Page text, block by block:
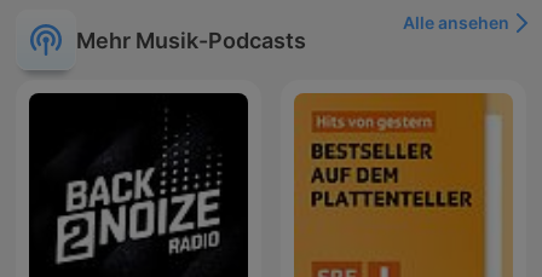
Mehr Musik-Podcasts
Alle ansehen